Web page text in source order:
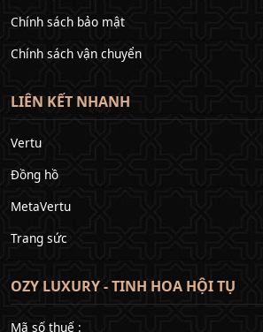
Chính sách bảo mật
Chính sách vận chuyển
LIÊN KẾT NHANH
Vertu
Đồng hồ
MetaVertu
Trang sức
OZY LUXURY - TINH HOA HỘI TỤ
Mã số thuế :